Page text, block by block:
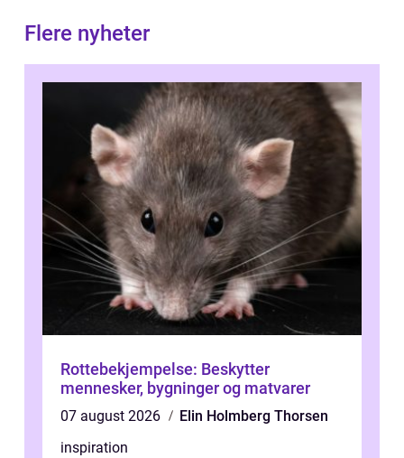
Flere nyheter
Rottebekjempelse: Beskytter
mennesker, bygninger og matvarer
07 august 2026
Elin Holmberg Thorsen
inspiration